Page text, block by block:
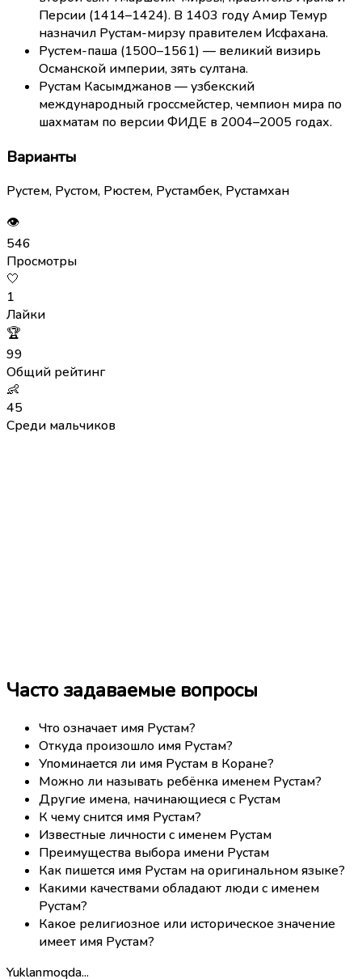
Персии (1414–1424). В 1403 году Амир Темур
назначил Рустам-мирзу правителем Исфахана.
Рустем-паша (1500–1561) — великий визирь
Османской империи, зять султана.
Рустам Касымджанов — узбекский
международный гроссмейстер, чемпион мира по
шахматам по версии ФИДЕ в 2004–2005 годах.
Варианты
Рустем, Рустом, Рюстем, Рустамбек, Рустамхан
👁
546
Просмотры
🤍
1
Лайки
🏆
99
Общий рейтинг
👶
45
Среди мальчиков
Часто задаваемые вопросы
Что означает имя Рустам?
Откуда произошло имя Рустам?
Упоминается ли имя Рустам в Коране?
Можно ли называть ребёнка именем Рустам?
Другие имена, начинающиеся с Рустам
К чему снится имя Рустам?
Известные личности с именем Рустам
Преимущества выбора имени Рустам
Как пишется имя Рустам на оригинальном языке?
Какими качествами обладают люди с именем
Рустам?
Какое религиозное или историческое значение
имеет имя Рустам?
Yuklanmoqda...